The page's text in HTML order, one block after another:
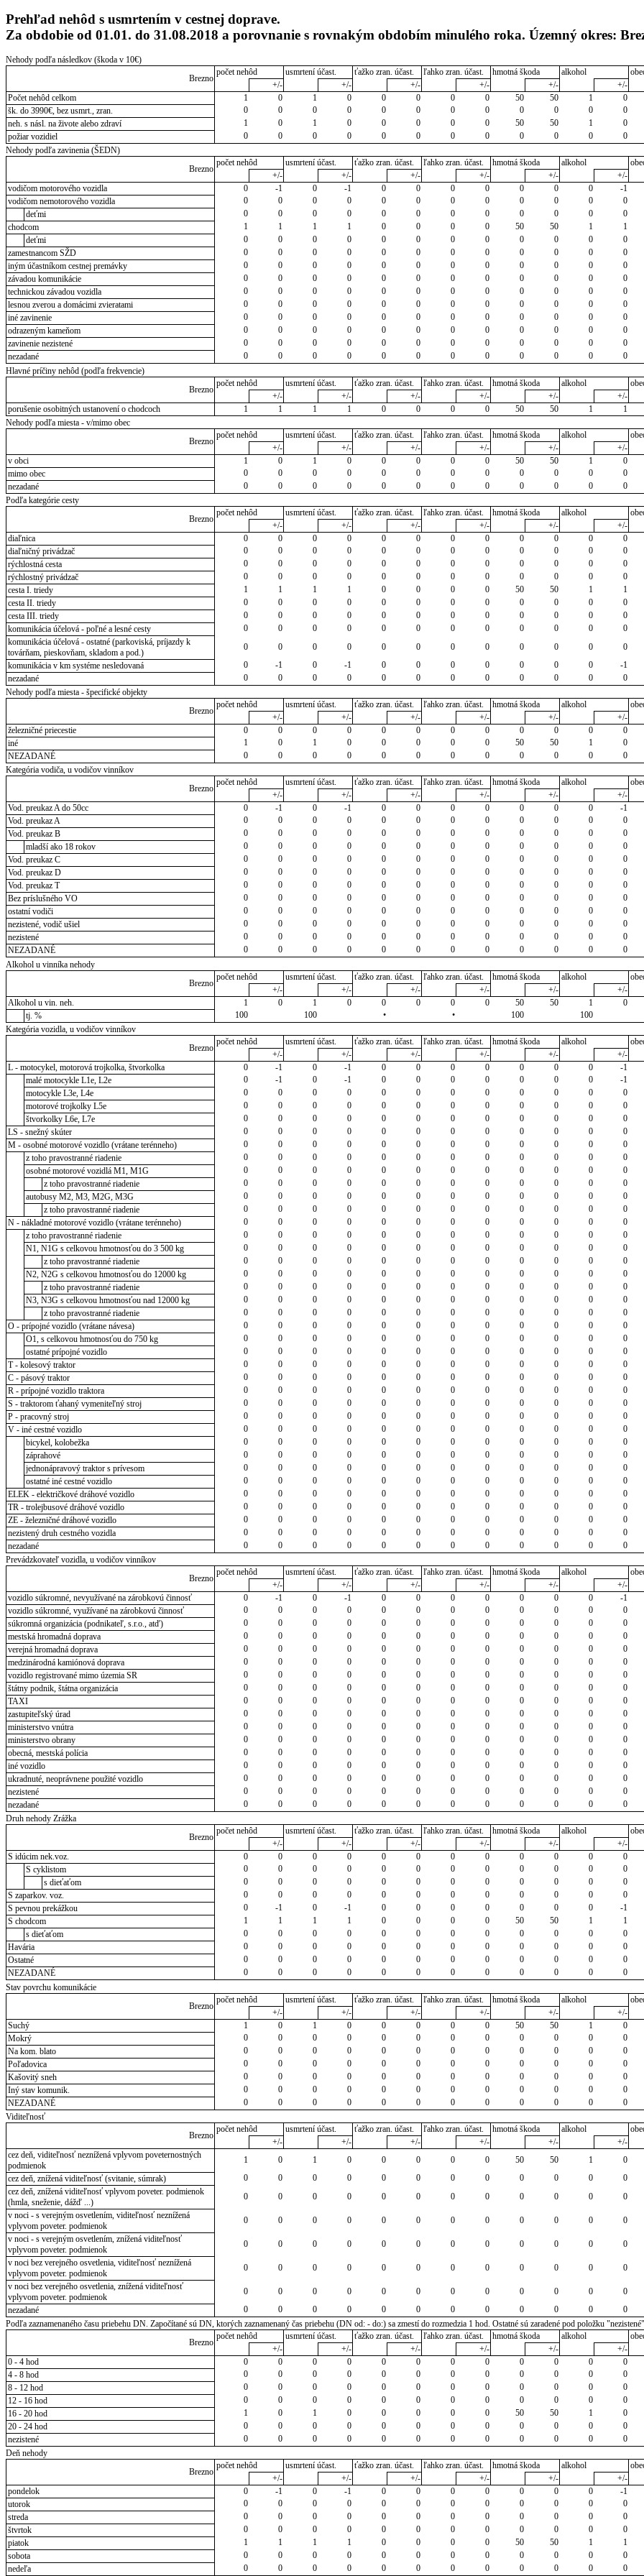
Prehľad nehôd s usmrtením v cestnej doprave.
Za obdobie od 01.01. do 31.08.2018 a porovnanie s rovnakým obdobím minulého roka. Územný okres:
Nehody podľa následkov (škoda v 10€)
Brezno
počet nehôd usmrtení účast. ťažko zran. účast. ľahko zran. účast. hmotná škoda alkohol
+/-
+/- +/- +/- +/- +/-
Počet nehôd celkom
1 0 1 0 0 0 0 0 50 50 1 0
šk. do 3990€, bez usmrt., zran.
0 0 0 0 0 0 0 0 0 0 0 0
neh. s násl. na živote alebo zdraví
1 0 1 0 0 0 0 0 50 50 1 0
požiar vozidiel
0 0 0 0 0 0 0 0 0 0 0 0
Nehody podľa zavinenia (ŠEDN)
Brezno
počet nehôd usmrtení účast. ťažko zran. účast. ľahko zran. účast. hmotná škoda alkohol
+/-
+/- +/- +/- +/- +/-
vodičom motorového vozidla
0 -1 0 -1 0 0 0 0 0 0 0 -1
vodičom nemotorového vozidla
0 0 0 0 0 0 0 0 0 0 0 0
deťmi
0 0 0 0 0 0 0 0 0 0 0 0
chodcom
1 1 1 1 0 0 0 0 50 50 1 1
deťmi
0 0 0 0 0 0 0 0 0 0 0 0
zamestnancom SŽD
0 0 0 0 0 0 0 0 0 0 0 0
iným účastníkom cestnej premávky
0 0 0 0 0 0 0 0 0 0 0 0
závadou komunikácie
0 0 0 0 0 0 0 0 0 0 0 0
technickou závadou vozidla
0 0 0 0 0 0 0 0 0 0 0 0
lesnou zverou a domácimi zvieratami
0 0 0 0 0 0 0 0 0 0 0 0
iné zavinenie
0 0 0 0 0 0 0 0 0 0 0 0
odrazeným kameňom
0 0 0 0 0 0 0 0 0 0 0 0
zavinenie nezistené
0 0 0 0 0 0 0 0 0 0 0 0
nezadané
0 0 0 0 0 0 0 0 0 0 0 0
Hlavné príčiny nehôd (podľa frekvencie)
Brezno
počet nehôd usmrtení účast. ťažko zran. účast. ľahko zran. účast. hmotná škoda alkohol
+/-
+/- +/- +/- +/- +/-
porušenie osobitných ustanovení o chodcoch
1 1 1 1 0 0 0 0 50 50 1 1
Nehody podľa miesta - v/mimo obec
Brezno
počet nehôd usmrtení účast. ťažko zran. účast. ľahko zran. účast. hmotná škoda alkohol
+/-
+/- +/- +/- +/- +/-
v obci
1 0 1 0 0 0 0 0 50 50 1 0
mimo obec
0 0 0 0 0 0 0 0 0 0 0 0
nezadané
0 0 0 0 0 0 0 0 0 0 0 0
Podľa kategórie cesty
Brezno
počet nehôd usmrtení účast. ťažko zran. účast. ľahko zran. účast. hmotná škoda alkohol
+/-
+/- +/- +/- +/- +/-
diaľnica
0 0 0 0 0 0 0 0 0 0 0 0
diaľničný privádzač
0 0 0 0 0 0 0 0 0 0 0 0
rýchlostná cesta
0 0 0 0 0 0 0 0 0 0 0 0
rýchlostný privádzač
0 0 0 0 0 0 0 0 0 0 0 0
cesta I. triedy
1 1 1 1 0 0 0 0 50 50 1 1
cesta II. triedy
0 0 0 0 0 0 0 0 0 0 0 0
cesta III. triedy
0 0 0 0 0 0 0 0 0 0 0 0
komunikácia účelová - poľné a lesné cesty
0 0 0 0 0 0 0 0 0 0 0 0
komunikácia účelová - ostatné (parkoviská, príjazdy k
továrňam, pieskovňam, skladom a pod.)
0 0 0 0 0 0 0 0 0 0 0 0
komunikácia v km systéme nesledovaná
0 -1 0 -1 0 0 0 0 0 0 0 -1
nezadané
0 0 0 0 0 0 0 0 0 0 0 0
Nehody podľa miesta - špecifické objekty
Brezno
počet nehôd usmrtení účast. ťažko zran. účast. ľahko zran. účast. hmotná škoda alkohol
+/-
+/- +/- +/- +/- +/-
železničné priecestie
0 0 0 0 0 0 0 0 0 0 0 0
iné
1 0 1 0 0 0 0 0 50 50 1 0
NEZADANÉ
0 0 0 0 0 0 0 0 0 0 0 0
Kategória vodiča, u vodičov vinníkov
Brezno
počet nehôd usmrtení účast. ťažko zran. účast. ľahko zran. účast. hmotná škoda alkohol
+/-
+/- +/- +/- +/- +/-
Vod. preukaz A do 50cc
0 -1 0 -1 0 0 0 0 0 0 0 -1
Vod. preukaz A
0 0 0 0 0 0 0 0 0 0 0 0
Vod. preukaz B
0 0 0 0 0 0 0 0 0 0 0 0
mladší ako 18 rokov
0 0 0 0 0 0 0 0 0 0 0 0
Vod. preukaz C
0 0 0 0 0 0 0 0 0 0 0 0
Vod. preukaz D
0 0 0 0 0 0 0 0 0 0 0 0
Vod. preukaz T
0 0 0 0 0 0 0 0 0 0 0 0
Bez príslušného VO
0 0 0 0 0 0 0 0 0 0 0 0
ostatní vodiči
0 0 0 0 0 0 0 0 0 0 0 0
nezistené, vodič ušiel
0 0 0 0 0 0 0 0 0 0 0 0
nezistené
0 0 0 0 0 0 0 0 0 0 0 0
NEZADANÉ
0 0 0 0 0 0 0 0 0 0 0 0
Alkohol u vinníka nehody
Brezno
počet nehôd usmrtení účast. ťažko zran. účast. ľahko zran. účast. hmotná škoda alkohol
+/-
+/- +/- +/- +/- +/-
Alkohol u vin. neh.
1 0 1 0 0 0 0 0 50 50 1 0
tj. %
100 100 • • 100 100
Kategória vozidla, u vodičov vinníkov
Brezno
počet nehôd usmrtení účast. ťažko zran. účast. ľahko zran. účast. hmotná škoda alkohol
+/-
+/- +/- +/- +/- +/-
L - motocykel, motorová trojkolka, štvorkolka
0 -1 0 -1 0 0 0 0 0 0 0 -1
malé motocykle L1e, L2e
0 -1 0 -1 0 0 0 0 0 0 0 -1
motocykle L3e, L4e
0 0 0 0 0 0 0 0 0 0 0 0
motorové trojkolky L5e
0 0 0 0 0 0 0 0 0 0 0 0
štvorkolky L6e, L7e
0 0 0 0 0 0 0 0 0 0 0 0
LS - snežný skúter
0 0 0 0 0 0 0 0 0 0 0 0
M - osobné motorové vozidlo (vrátane terénneho)
0 0 0 0 0 0 0 0 0 0 0 0
z toho pravostranné riadenie
0 0 0 0 0 0 0 0 0 0 0 0
osobné motorové vozidlá M1, M1G
0 0 0 0 0 0 0 0 0 0 0 0
z toho pravostranné riadenie
0 0 0 0 0 0 0 0 0 0 0 0
autobusy M2, M3, M2G, M3G
0 0 0 0 0 0 0 0 0 0 0 0
z toho pravostranné riadenie
0 0 0 0 0 0 0 0 0 0 0 0
N - nákladné motorové vozidlo (vrátane terénneho)
0 0 0 0 0 0 0 0 0 0 0 0
z toho pravostranné riadenie
0 0 0 0 0 0 0 0 0 0 0 0
N1, N1G s celkovou hmotnosťou do 3 500 kg
0 0 0 0 0 0 0 0 0 0 0 0
z toho pravostranné riadenie
0 0 0 0 0 0 0 0 0 0 0 0
N2, N2G s celkovou hmotnosťou do 12000 kg
0 0 0 0 0 0 0 0 0 0 0 0
z toho pravostranné riadenie
0 0 0 0 0 0 0 0 0 0 0 0
N3, N3G s celkovou hmotnosťou nad 12000 kg
0 0 0 0 0 0 0 0 0 0 0 0
z toho pravostranné riadenie
0 0 0 0 0 0 0 0 0 0 0 0
O - prípojné vozidlo (vrátane návesa)
0 0 0 0 0 0 0 0 0 0 0 0
O1, s celkovou hmotnosťou do 750 kg
0 0 0 0 0 0 0 0 0 0 0 0
ostatné prípojné vozidlo
0 0 0 0 0 0 0 0 0 0 0 0
T - kolesový traktor
0 0 0 0 0 0 0 0 0 0 0 0
C - pásový traktor
0 0 0 0 0 0 0 0 0 0 0 0
R - prípojné vozidlo traktora
0 0 0 0 0 0 0 0 0 0 0 0
S - traktorom ťahaný vymeniteľný stroj
0 0 0 0 0 0 0 0 0 0 0 0
P - pracovný stroj
0 0 0 0 0 0 0 0 0 0 0 0
V - iné cestné vozidlo
0 0 0 0 0 0 0 0 0 0 0 0
bicykel, kolobežka
0 0 0 0 0 0 0 0 0 0 0 0
záprahové
0 0 0 0 0 0 0 0 0 0 0 0
jednonápravový traktor s prívesom
0 0 0 0 0 0 0 0 0 0 0 0
ostatné iné cestné vozidlo
0 0 0 0 0 0 0 0 0 0 0 0
ELEK - električkové dráhové vozidlo
0 0 0 0 0 0 0 0 0 0 0 0
TR - trolejbusové dráhové vozidlo
0 0 0 0 0 0 0 0 0 0 0 0
ZE - železničné dráhové vozidlo
0 0 0 0 0 0 0 0 0 0 0 0
nezistený druh cestného vozidla
0 0 0 0 0 0 0 0 0 0 0 0
nezadané
0 0 0 0 0 0 0 0 0 0 0 0
Prevádzkovateľ vozidla, u vodičov vinníkov
Brezno
počet nehôd usmrtení účast. ťažko zran. účast. ľahko zran. účast. hmotná škoda alkohol
+/-
+/- +/- +/- +/- +/-
vozidlo súkromné, nevyužívané na zárobkovú činnosť
0 -1 0 -1 0 0 0 0 0 0 0 -1
vozidlo súkromné, využívané na zárobkovú činnosť
0 0 0 0 0 0 0 0 0 0 0 0
súkromná organizácia (podnikateľ, s.r.o., atď)
0 0 0 0 0 0 0 0 0 0 0 0
mestská hromadná doprava
0 0 0 0 0 0 0 0 0 0 0 0
verejná hromadná doprava
0 0 0 0 0 0 0 0 0 0 0 0
medzinárodná kamiónová doprava
0 0 0 0 0 0 0 0 0 0 0 0
vozidlo registrované mimo územia SR
0 0 0 0 0 0 0 0 0 0 0 0
štátny podnik, štátna organizácia
0 0 0 0 0 0 0 0 0 0 0 0
TAXI
0 0 0 0 0 0 0 0 0 0 0 0
zastupiteľský úrad
0 0 0 0 0 0 0 0 0 0 0 0
ministerstvo vnútra
0 0 0 0 0 0 0 0 0 0 0 0
ministerstvo obrany
0 0 0 0 0 0 0 0 0 0 0 0
obecná, mestská polícia
0 0 0 0 0 0 0 0 0 0 0 0
iné vozidlo
0 0 0 0 0 0 0 0 0 0 0 0
ukradnuté, neoprávnene použité vozidlo
0 0 0 0 0 0 0 0 0 0 0 0
nezistené
0 0 0 0 0 0 0 0 0 0 0 0
nezadané
0 0 0 0 0 0 0 0 0 0 0 0
Druh nehody Zrážka
Brezno
počet nehôd usmrtení účast. ťažko zran. účast. ľahko zran. účast. hmotná škoda alkohol
+/-
+/- +/- +/- +/- +/-
S idúcim nek.voz.
0 0 0 0 0 0 0 0 0 0 0 0
S cyklistom
0 0 0 0 0 0 0 0 0 0 0 0
s dieťaťom
0 0 0 0 0 0 0 0 0 0 0 0
S zaparkov. voz.
0 0 0 0 0 0 0 0 0 0 0 0
S pevnou prekážkou
0 -1 0 -1 0 0 0 0 0 0 0 -1
S chodcom
1 1 1 1 0 0 0 0 50 50 1 1
s dieťaťom
0 0 0 0 0 0 0 0 0 0 0 0
Havária
0 0 0 0 0 0 0 0 0 0 0 0
Ostatné
0 0 0 0 0 0 0 0 0 0 0 0
NEZADANÉ
0 0 0 0 0 0 0 0 0 0 0 0
Stav povrchu komunikácie
Brezno
počet nehôd usmrtení účast. ťažko zran. účast. ľahko zran. účast. hmotná škoda alkohol
+/-
+/- +/- +/- +/- +/-
Suchý
1 0 1 0 0 0 0 0 50 50 1 0
Mokrý
0 0 0 0 0 0 0 0 0 0 0 0
Na kom. blato
0 0 0 0 0 0 0 0 0 0 0 0
Poľadovica
0 0 0 0 0 0 0 0 0 0 0 0
Kašovitý sneh
0 0 0 0 0 0 0 0 0 0 0 0
Iný stav komunik.
0 0 0 0 0 0 0 0 0 0 0 0
NEZADANÉ
0 0 0 0 0 0 0 0 0 0 0 0
Viditeľnosť
Brezno
počet nehôd usmrtení účast. ťažko zran. účast. ľahko zran. účast. hmotná škoda alkohol
+/-
+/- +/- +/- +/- +/-
cez deň, viditeľnosť neznížená vplyvom poveternostných
podmienok
1 0 1 0 0 0 0 0 50 50 1 0
cez deň, znížená viditeľnosť (svitanie, súmrak)
0 0 0 0 0 0 0 0 0 0 0 0
cez deň, znížená viditeľnosť vplyvom poveter. podmienok
(hmla, sneženie, dážď ...)
0 0 0 0 0 0 0 0 0 0 0 0
v noci - s verejným osvetlením, viditeľnosť neznížená
vplyvom poveter. podmienok
0 0 0 0 0 0 0 0 0 0 0 0
v noci - s verejným osvetlením, znížená viditeľnosť
vplyvom poveter. podmienok
0 0 0 0 0 0 0 0 0 0 0 0
v noci bez verejného osvetlenia, viditeľnosť neznížená
vplyvom poveter. podmienok
0 0 0 0 0 0 0 0 0 0 0 0
v noci bez verejného osvetlenia, znížená viditeľnosť
vplyvom poveter. podmienok
0 0 0 0 0 0 0 0 0 0 0 0
nezadané
0 0 0 0 0 0 0 0 0 0 0 0
Podľa zaznamenaného času priebehu DN. Započítané sú DN, ktorých zaznamenaný čas priebehu (DN od: - do:) sa zmestí do rozmedzia 1 hod. Ostatné sú zaradené pod položku "nezistené"
Brezno
počet nehôd usmrtení účast. ťažko zran. účast. ľahko zran. účast. hmotná škoda alkohol
+/-
+/- +/- +/- +/- +/-
0 - 4 hod
0 0 0 0 0 0 0 0 0 0 0 0
4 - 8 hod
0 0 0 0 0 0 0 0 0 0 0 0
8 - 12 hod
0 0 0 0 0 0 0 0 0 0 0 0
12 - 16 hod
0 0 0 0 0 0 0 0 0 0 0 0
16 - 20 hod
1 0 1 0 0 0 0 0 50 50 1 0
20 - 24 hod
0 0 0 0 0 0 0 0 0 0 0 0
nezistené
0 0 0 0 0 0 0 0 0 0 0 0
Deň nehody
Brezno
počet nehôd usmrtení účast. ťažko zran. účast. ľahko zran. účast. hmotná škoda alkohol
+/-
+/- +/- +/- +/- +/-
pondelok
0 -1 0 -1 0 0 0 0 0 0 0 -1
utorok
0 0 0 0 0 0 0 0 0 0 0 0
streda
0 0 0 0 0 0 0 0 0 0 0 0
štvrtok
0 0 0 0 0 0 0 0 0 0 0 0
piatok
1 1 1 1 0 0 0 0 50 50 1 1
sobota
0 0 0 0 0 0 0 0 0 0 0 0
nedeľa
0 0 0 0 0 0 0 0 0 0 0 0